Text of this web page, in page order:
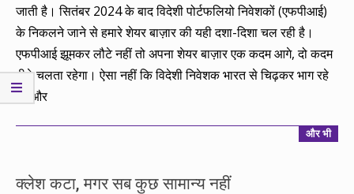
जाती है। सितंबर 2024 के बाद विदेशी पोर्टफलियो निवेशकों (एफपीआई)
के निकलने जाने से हमारे शेयर बाज़ार की यही दशा-दिशा चल रही है।
एफपीआई झूमकर लौटे नहीं तो अपना शेयर बाज़ार एक कदम आगे, दो कदम
पीछे चलता रहेगा। ऐसा नहीं कि विदेशी निवेशक भारत से चिढ़कर भाग रहे
हैं।और
और भी
क्लेश कटा, मगर सब कुछ सामान्य नहीं